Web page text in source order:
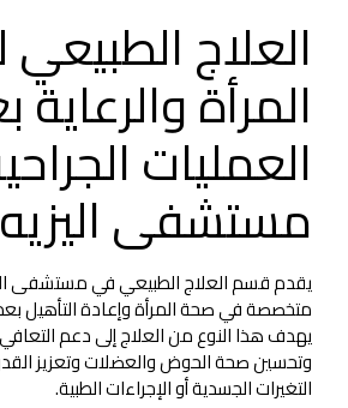
العلاج الطبيعي
المرأة والرعاية
العمليات
مستشفى اليزيه
يقدم قسم العلاج الطبيعي في مستشفى
متخصصة في صحة المرأة وإعادة التأهيل بعد
يهدف هذا النوع من العلاج إلى دعم التعافي
وتحسين صحة الحوض والعضلات وتعزيز القدرة
التغيرات الجسدية أو الإجراءات الطبية.